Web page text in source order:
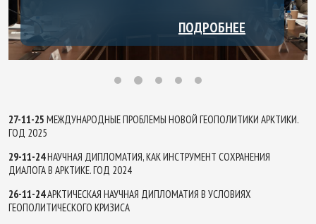
ПОДРОБНЕЕ
ЭКОНОМИЧЕСКОГО ФАКУЛЬТЕТА РУДН ИМ. П.ЛУМУМБЫ,
ИНСТИТУТ ЕВРОПЫ РАН, А ТАКЖЕ АНО «ЦЕНТР
СТРАТЕГИЧЕСКИХ ОЦЕНОК И ПРОГНОЗОВ».
ПОДРОБНЕЕ
ПОДРОБНЕЕ
РАН И АНО "ЦЕНТР СТРАТЕГИЧЕСКИХ ОЦЕНОК И
ПОДРОБНЕЕ
Zafar Javed
ПОДРОБНЕЕ
27-11-25 МЕЖДУНАРОДНЫЕ ПРОБЛЕМЫ НОВОЙ ГЕОПОЛИТИКИ АРКТИКИ.
ГОД 2025
29-11-24НАУЧНАЯ ДИПЛОМАТИЯ, КАК ИНСТРУМЕНТ СОХРАНЕНИЯ
ДИАЛОГА В АРКТИКЕ. ГОД 2024
26-11-24АРКТИЧЕСКАЯ НАУЧНАЯ ДИПЛОМАТИЯ В УСЛОВИЯХ
ГЕОПОЛИТИЧЕСКОГО КРИЗИСА